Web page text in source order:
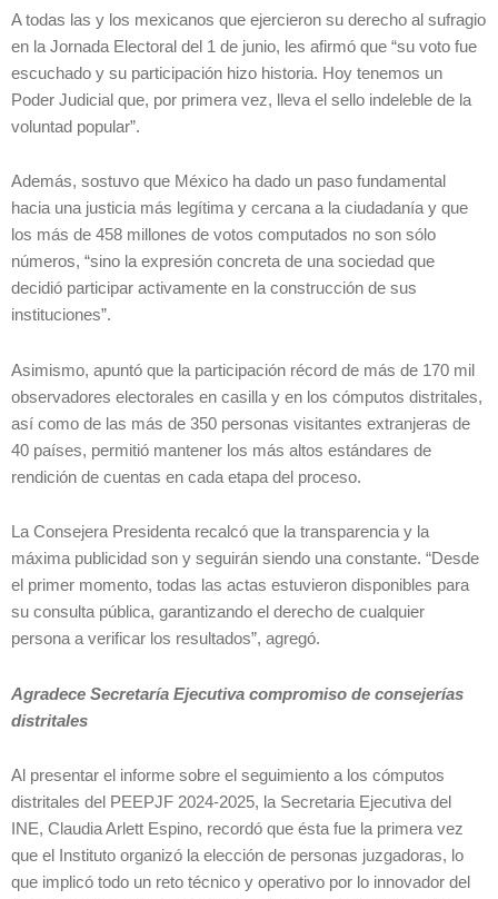
A todas las y los mexicanos que ejercieron su derecho al sufragio
en la Jornada Electoral del 1 de junio, les afirmó que “su voto fue
escuchado y su participación hizo historia. Hoy tenemos un
Poder Judicial que, por primera vez, lleva el sello indeleble de la
voluntad popular”.
Además, sostuvo que México ha dado un paso fundamental
hacia una justicia más legítima y cercana a la ciudadanía y que
los más de 458 millones de votos computados no son sólo
números, “sino la expresión concreta de una sociedad que
decidió participar activamente en la construcción de sus
instituciones”.
Asimismo, apuntó que la participación récord de más de 170 mil
observadores electorales en casilla y en los cómputos distritales,
así como de las más de 350 personas visitantes extranjeras de
40 países, permitió mantener los más altos estándares de
rendición de cuentas en cada etapa del proceso.
La Consejera Presidenta recalcó que la transparencia y la
máxima publicidad son y seguirán siendo una constante. “Desde
el primer momento, todas las actas estuvieron disponibles para
su consulta pública, garantizando el derecho de cualquier
persona a verificar los resultados”, agregó.
Agradece Secretaría Ejecutiva compromiso de consejerías
distritales
Al presentar el informe sobre el seguimiento a los cómputos
distritales del PEEPJF 2024-2025, la Secretaria Ejecutiva del
INE, Claudia Arlett Espino, recordó que ésta fue la primera vez
que el Instituto organizó la elección de personas juzgadoras, lo
que implicó todo un reto técnico y operativo por lo innovador del